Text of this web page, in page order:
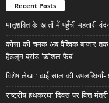
Recent Posts
मातृशक्ति के खातों में पहुँची महतारी
कोसा की चमक अब वैश्विक बाजार तक
हैंडलूम ब्रांड ‘कोशल फैब’
विशेष लेख : ढाई साल की
राष्ट्रीय हथकरघा दिवस पर वित्त